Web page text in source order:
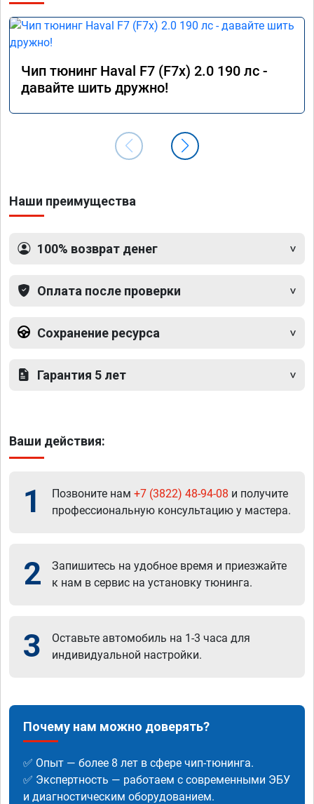
Чип тюнинг Haval F7 (F7x) 2.0 190 лс -
давайте шить дружно!
Наши преимущества
100% возврат денег
Оплата после проверки
Сохранение ресурса
Гарантия 5 лет
Ваши действия:
1 Позвоните нам +7 (3822) 48-94-08 и получите
профессиональную консультацию у мастера.
2
Запишитесь на удобное время и приезжайте
к нам в сервис на установку тюнинга.
3
Оставьте автомобиль на 1-3 часа для
индивидуальной настройки.
Почему нам можно доверять?
✅ Опыт — более 8 лет в сфере чип-тюнинга.
✅ Экспертность — работаем с современными ЭБУ
и диагностическим оборудованием.